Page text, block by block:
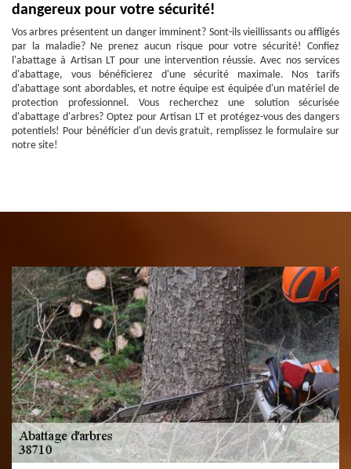
dangereux pour votre sécurité!
Vos arbres présentent un danger imminent? Sont-ils vieillissants ou affligés
par la maladie? Ne prenez aucun risque pour votre sécurité! Confiez
l'abattage à Artisan LT pour une intervention réussie. Avec nos services
d'abattage, vous bénéficierez d'une sécurité maximale. Nos tarifs
d'abattage sont abordables, et notre équipe est équipée d'un matériel de
protection professionnel. Vous recherchez une solution sécurisée
d'abattage d'arbres? Optez pour Artisan LT et protégez-vous des dangers
potentiels! Pour bénéficier d'un devis gratuit, remplissez le formulaire sur
notre site!